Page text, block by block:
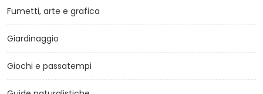
Fumetti, arte e grafica
Giardinaggio
Giochi e passatempi